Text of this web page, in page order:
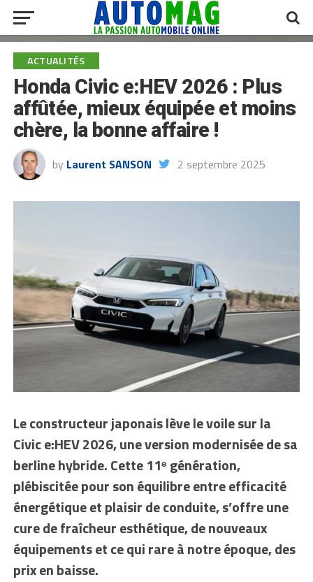
ACTUALITÉS
Honda Civic e:HEV 2026 : Plus
affûtée, mieux équipée et moins
chère, la bonne affaire !
by Laurent SANSON 2 septembre 2025
Le constructeur japonais lève le voile sur la
Civic e:HEV 2026, une version modernisée de sa
berline hybride. Cette 11ᵉ génération,
plébiscitée pour son équilibre entre efficacité
énergétique et plaisir de conduite, s’offre une
cure de fraîcheur esthétique, de nouveaux
équipements et ce qui rare à notre époque, des
prix en baisse.